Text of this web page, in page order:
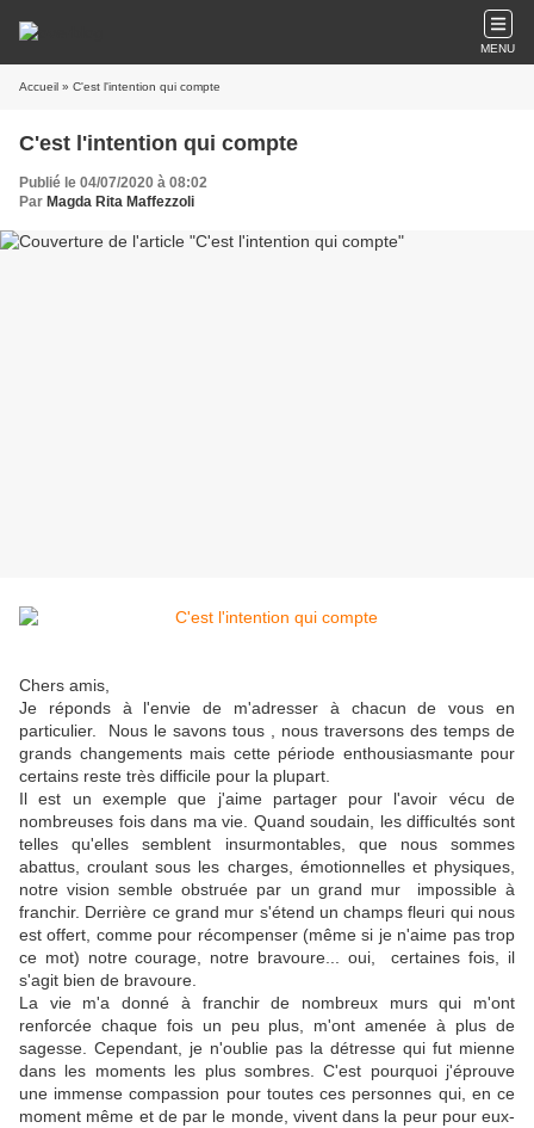
MENU
Accueil » C'est l'intention qui compte
C'est l'intention qui compte
Publié le 04/07/2020 à 08:02
Par Magda Rita Maffezzoli
Chers amis,
Je réponds à l'envie de m'adresser à chacun de vous en
particulier. Nous le savons tous , nous traversons des temps de
grands changements mais cette période enthousiasmante pour
certains reste très difficile pour la plupart.
Il est un exemple que j'aime partager pour l'avoir vécu de
nombreuses fois dans ma vie. Quand soudain, les difficultés sont
telles qu'elles semblent insurmontables, que nous sommes
abattus, croulant sous les charges, émotionnelles et physiques,
notre vision semble obstruée par un grand mur impossible à
franchir. Derrière ce grand mur s'étend un champs fleuri qui nous
est offert, comme pour récompenser (même si je n'aime pas trop
ce mot) notre courage, notre bravoure... oui, certaines fois, il
s'agit bien de bravoure.
La vie m'a donné à franchir de nombreux murs qui m'ont
renforcée chaque fois un peu plus, m'ont amenée à plus de
sagesse. Cependant, je n'oublie pas la détresse qui fut mienne
dans les moments les plus sombres. C'est pourquoi j'éprouve
une immense compassion pour toutes ces personnes qui, en ce
moment même et de par le monde, vivent dans la peur pour eux-